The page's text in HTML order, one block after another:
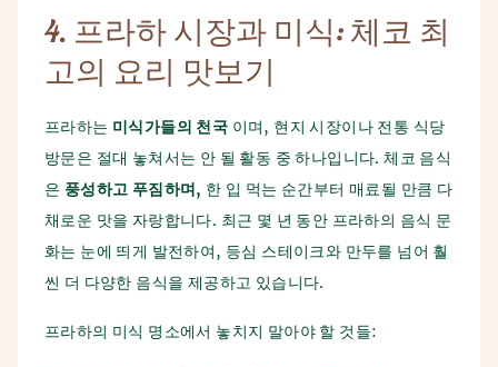
4. 프라하시장과 미식:체코 최
고의 요리 맛보기
프라하는 미식가들의 천국 이며, 현지 시장이나 전통 식당
방문은 절대 놓쳐서는 안 될 활동 중 하나입니다. 체코 음식
은 풍성하고 푸짐하며, 한 입 먹는 순간부터 매료될 만큼 다
채로운 맛을 자랑합니다. 최근 몇 년 동안 프라하의 음식 문
화는 눈에 띄게 발전하여, 등심 스테이크와 만두를 넘어 훨
씬 더 다양한 음식을 제공하고 있습니다.
프라하의 미식 명소에서 놓치지 말아야 할 것들: